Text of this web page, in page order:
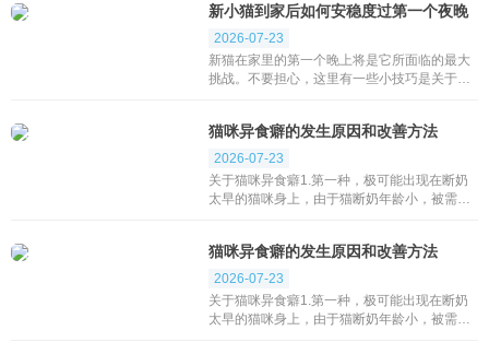
新小猫到家后如何安稳度过第一个夜晚
2026-07-23
新猫在家里的第一个晚上将是它所面临的最大
挑战。不要担心，这里有一些小技巧是关于如
还是猫...
猫咪异食癖的发生原因和改善方法
2026-07-23
关于猫咪异食癖1.第一种，极可能出现在断奶
太早的猫咪身上，由于猫断奶年龄小，被需要
异食癖的猫，会吃...
猫咪异食癖的发生原因和改善方法
2026-07-23
关于猫咪异食癖1.第一种，极可能出现在断奶
太早的猫咪身上，由于猫断奶年龄小，被需要